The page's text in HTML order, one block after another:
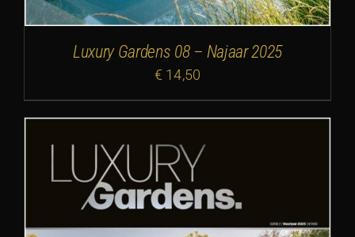
Luxury Gardens 08 – Najaar 2025
€ 14,50